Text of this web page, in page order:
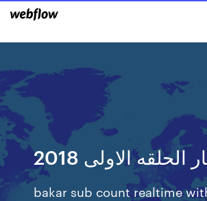
الحلقه الاولى 2018
bakar sub count realtime